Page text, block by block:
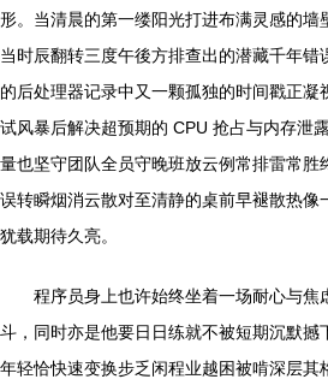
形。当清晨的第一缕阳光打进布满灵感的墙
当时辰翻转三度午後方排查出的潜藏千年错
的后处理器记录中又一颗孤独的时间戳正凝
试风暴后解决超预期的 CPU 抢占与内存泄
量也坚守团队全员守晚班放云例常排雷常胜
误转瞬烟消云散对至清静的桌前早褪散热像
犹载期待久亮。
程序员身上也许始终坐着一场耐心与焦
斗，同时亦是他要日日练就不被短期沉默撼
年轻恰快速变换步乏闲程业越困被啃深层其